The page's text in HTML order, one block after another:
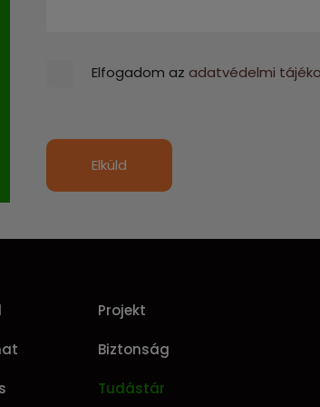
Elfogadom az adatvédelmi
Elküld
Projekt
Biztonság
Tudástár